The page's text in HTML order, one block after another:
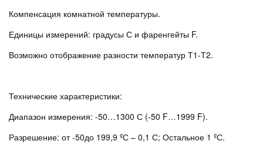
Компенсация комнатной температуры.
Единицы измерений: градусы С и фаренгейты F.
Возможно отображение разности температур Т1-Т2.
Технические характеристики:
Диапазон измерения: -50…1300 С (-50 F…1999 F).
Разрешение: от -50до 199,9 ºС – 0,1 С; Остальное 1 ºС.